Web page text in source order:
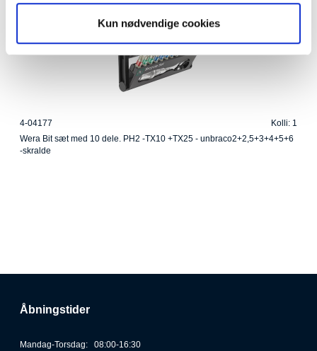
Kun nødvendige cookies
4-04177
Kolli: 1
Wera Bit sæt med 10 dele. PH2 -TX10 +TX25 - unbraco2+2,5+3+4+5+6
-skralde
Åbningstider
Mandag-Torsdag: 08:00-16:30